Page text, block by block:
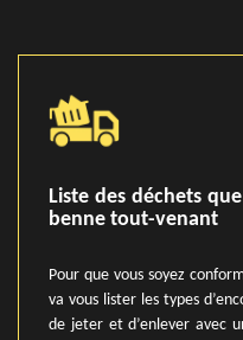
Liste des déchets
benne tout-venant
Pour que vous soyez
va vous lister les types
de jeter et d’enlever avec